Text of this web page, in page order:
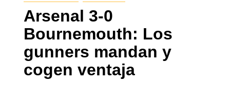
Arsenal 3-0
Bournemouth: Los
gunners mandan y
cogen ventaja